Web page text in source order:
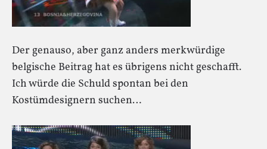
Der genauso, aber ganz anders merkwürdige
belgische Beitrag hat es übrigens nicht geschafft.
Ich würde die Schuld spontan bei den
Kostümdesignern suchen…